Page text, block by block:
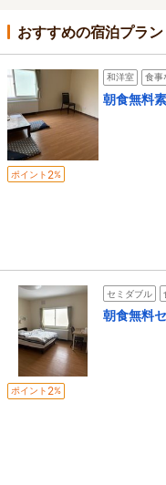
おすすめの宿泊プラン
和洋室 食事
朝食無料
ポイント 2%
セミダブル
朝食無料
ポイント 2%